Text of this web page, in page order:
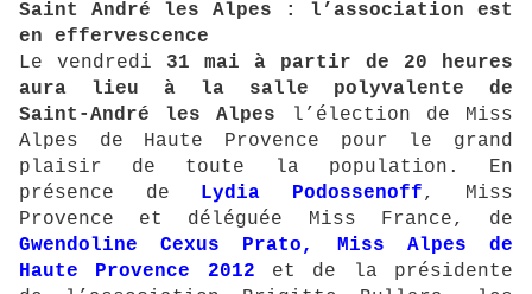
Saint André les Alpes : l’association est
en effervescence
Le vendredi 31 mai à partir de 20 heures
aura lieu à la salle polyvalente de
Saint-André les Alpes l’élection de Miss
Alpes de Haute Provence pour le grand
plaisir de toute la population. En
présence de Lydia Podossenoff, Miss
Provence et déléguée Miss France, de
Gwendoline Cexus Prato, Miss Alpes de
Haute Provence 2012 et de la présidente